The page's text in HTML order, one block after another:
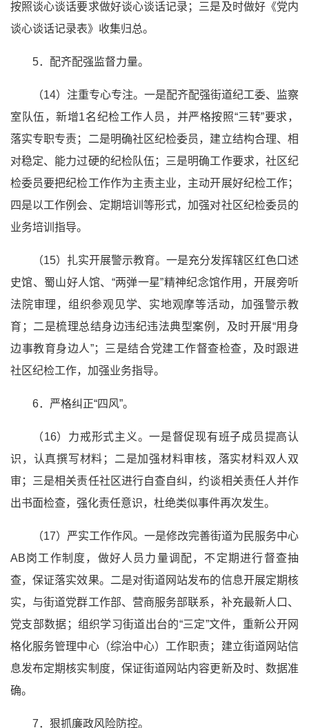
按照谈心谈话要求做好谈心谈话记录；三是及时做好《党内
谈心谈话记录表》收集归总。
5．配齐配强监督力量。
（14）注重专心专注。一是配齐配强街道纪工委、监察
室队伍，新增1名纪检工作人员，并严格按照“三转”要求，
落实专职专责；二是明确社区纪检委员，建立结构合理、相
对稳定、能力过硬的纪检队伍；三是明确工作要求，社区纪
检委员要把纪检工作作为主责主业，主动开展好纪检工作；
四是以工作例会、定期培训等形式，加强对社区纪检委员的
业务培训指导。
（15）扎实开展警示教育。一是充分发挥辖区红色口述
史馆、蜀山好人馆、“两弹一星”精神纪念馆作用，开展旁听
法院审理，组织参观见学、实地观摩等活动，加强警示教
育；二是梳理总结身边违纪违法典型案例，及时开展“用身
边事教育身边人”；三是结合党建工作督查检查，及时跟进
社区纪检工作，加强业务指导。
6．严格纠正“四风”。
（16）力戒形式主义。一是督促现有班子成员提高认
识，认真撰写材料；二是加强材料审核，落实材料双人双
审；三是相关责任社区进行自查自纠，约谈相关责任人并作
出书面检查，强化责任意识，杜绝类似事件再次发生。
（17）严实工作作风。一是修改完善街道为民服务中心
AB岗工作制度，做好人员力量调配，不定期进行督查抽
查，保证落实效果。二是对街道网站发布的信息开展定期核
实，与街道党群工作部、营商服务部联系，补充最新人口、
党支部数据；组织学习街道出台的“三定”文件，重新公开网
格化服务管理中心（综治中心）工作职责；建立街道网站信
息发布定期核实制度，保证街道网站内容更新及时、数据准
确。
7．狠抓廉政风险防控。